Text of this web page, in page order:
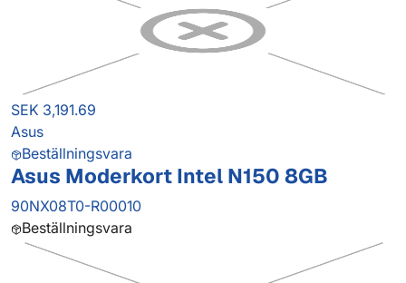
SEK 3,191.69
Asus
Beställningsvara
Asus Moderkort Intel N150 8GB
90NX08T0-R00010
Beställningsvara